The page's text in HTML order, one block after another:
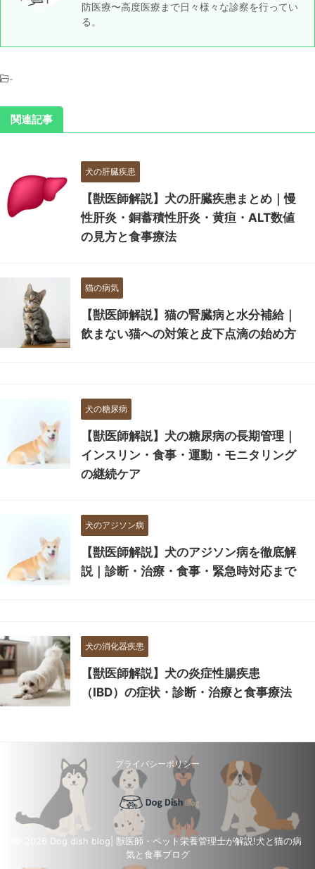
防医療〜高度医療まで日々様々な診察を行ってい
る。
-
関連記事
犬の肝臓疾患
【獣医師解説】犬の肝臓疾患まとめ｜慢
性肝炎・銅蓄積性肝炎・黄疸・ALT数値
の見方と食事療法
猫の病気
【獣医師解説】猫の腎臓病と水分補給｜
飲まない猫への対策と皮下点滴の始め方
犬の糖尿病
【獣医師解説】犬の糖尿病の長期管理｜
インスリン・食事・運動・モニタリング
の継続ケア
犬のアジソン病
【獣医師解説】犬のアジソン病を徹底解
説｜診断・治療・食事・緊急時対応まで
犬の消化器疾患
【獣医師解説】犬の炎症性腸疾患
（IBD）の症状・診断・治療と食事療法
プライバシーポリシー
© 2026 Dog dish blog| 獣医師・ペット栄養管理士が解説!犬と猫の病
気と食事ブログ